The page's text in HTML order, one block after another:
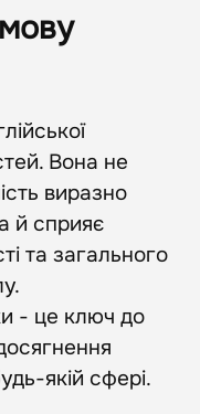
Вона не
виразно
й сприяє
та загального
- це ключ до
якій сфері.